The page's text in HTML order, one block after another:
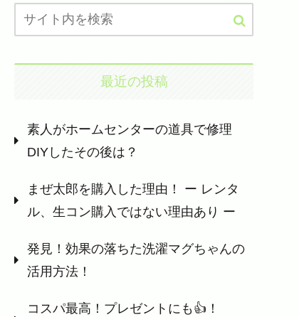
最近の投稿
素人がホームセンターの道具で修理
DIYしたその後は？
まぜ太郎を購入した理由！ ー レンタ
ル、生コン購入ではない理由あり ー
発見！効果の落ちた洗濯マグちゃんの
活用方法！
コスパ最高！プレゼントにも👍！